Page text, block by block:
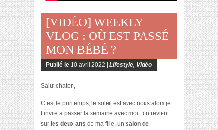
[VIDÉO] WEEKLY
VLOG : OÙ EST PASSÉ
MON BÉBÉ ?
Publié le 10 avril 2022 | Lifestyle, Vidéo
Salut chaton,
C’est le printemps, le soleil est avec nous alors je
t’invite à passer la semaine avec moi : on revient
sur les deux ans de ma fille, un salon de